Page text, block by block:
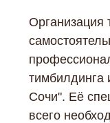
Организация
тимбилдинга
Сочи". Её
всего